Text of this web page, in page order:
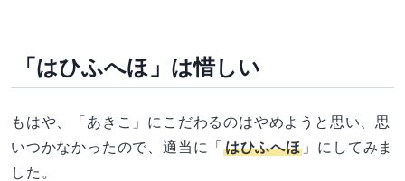
「はひふへほ」は惜しい
もはや、「あきこ」にこだわるのはやめようと思い、思
いつかなかったので、適当に「はひふへほ 」にしてみま
した。